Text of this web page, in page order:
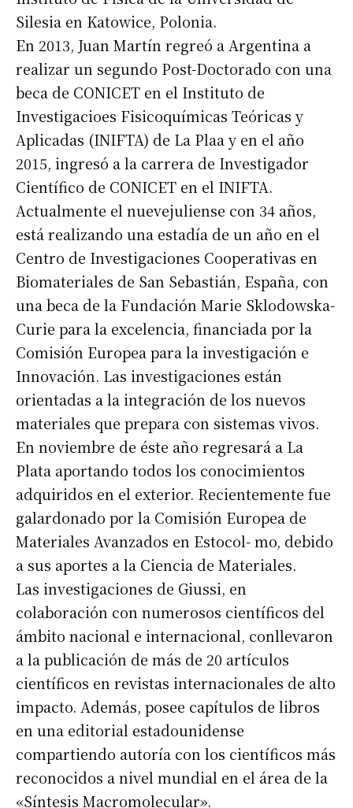
Silesia en Katowice, Polonia.
En 2013, Juan Martín regreó a Argentina a
realizar un segundo Post-Doctorado con una
beca de CONICET en el Instituto de
Investigacioes Fisicoquímicas Teóricas y
Aplicadas (INIFTA) de La Plaa y en el año
2015, ingresó a la carrera de Investigador
Científico de CONICET en el INIFTA.
Actualmente el nuevejuliense con 34 años,
está realizando una estadía de un año en el
Centro de Investigaciones Cooperativas en
Biomateriales de San Sebastián, España, con
una beca de la Fundación Marie Sklodowska-
Curie para la excelencia, financiada por la
Comisión Europea para la investigación e
Innovación. Las investigaciones están
orientadas a la integración de los nuevos
materiales que prepara con sistemas vivos.
En noviembre de éste año regresará a La
Plata aportando todos los conocimientos
adquiridos en el exterior. Recientemente fue
galardonado por la Comisión Europea de
Materiales Avanzados en Estocol- mo, debido
a sus aportes a la Ciencia de Materiales.
Las investigaciones de Giussi, en
colaboración con numerosos científicos del
ámbito nacional e internacional, conllevaron
a la publicación de más de 20 artículos
científicos en revistas internacionales de alto
impacto. Además, posee capítulos de libros
en una editorial estadounidense
compartiendo autoría con los científicos más
reconocidos a nivel mundial en el área de la
«Síntesis Macromolecular».